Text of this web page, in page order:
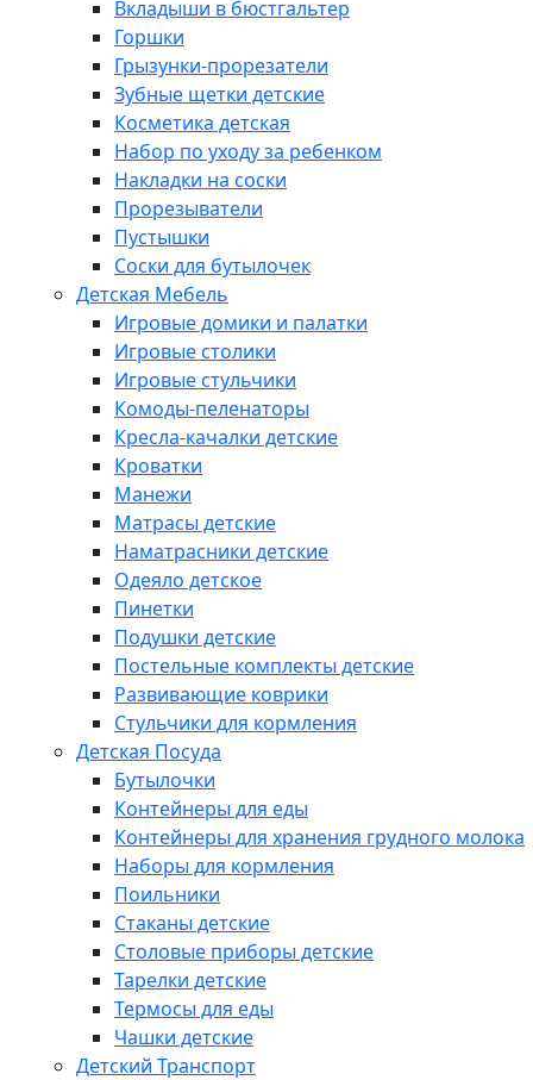
Вкладыши в бюстгальтер
Горшки
Грызунки-прорезатели
Зубные щетки детские
Косметика детская
Набор по уходу за ребенком
Накладки на соски
Прорезыватели
Пустышки
Соски для бутылочек
Детская Мебель
Игровые домики и палатки
Игровые столики
Игровые стульчики
Комоды-пеленаторы
Кресла-качалки детские
Кроватки
Манежи
Матрасы детские
Наматрасники детские
Одеяло детское
Пинетки
Подушки детские
Постельные комплекты детские
Развивающие коврики
Стульчики для кормления
Детская Посуда
Бутылочки
Контейнеры для еды
Контейнеры для хранения грудного молока
Наборы для кормления
Поильники
Стаканы детские
Столовые приборы детские
Тарелки детские
Термосы для еды
Чашки детские
Детский Транспорт